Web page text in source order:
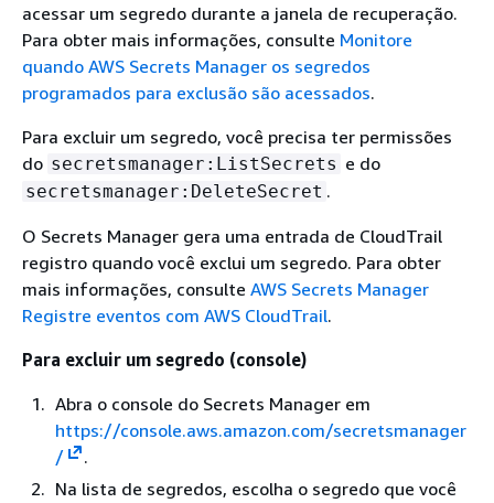
acessar um segredo durante a janela de recuperação.
Para obter mais informações, consulte Monitore
quando AWS Secrets Manager os segredos
programados para exclusão são acessados.
Para excluir um segredo, você precisa ter permissões
do secretsmanager:ListSecrets e do
secretsmanager:DeleteSecret .
O Secrets Manager gera uma entrada de CloudTrail
registro quando você exclui um segredo. Para obter
mais informações, consulte AWS Secrets Manager
Registre eventos com AWS CloudTrail.
Para excluir um segredo (console)
Abra o console do Secrets Manager em
https://console.aws.amazon.com/secretsmanager
/
.
Na lista de segredos, escolha o segredo que você